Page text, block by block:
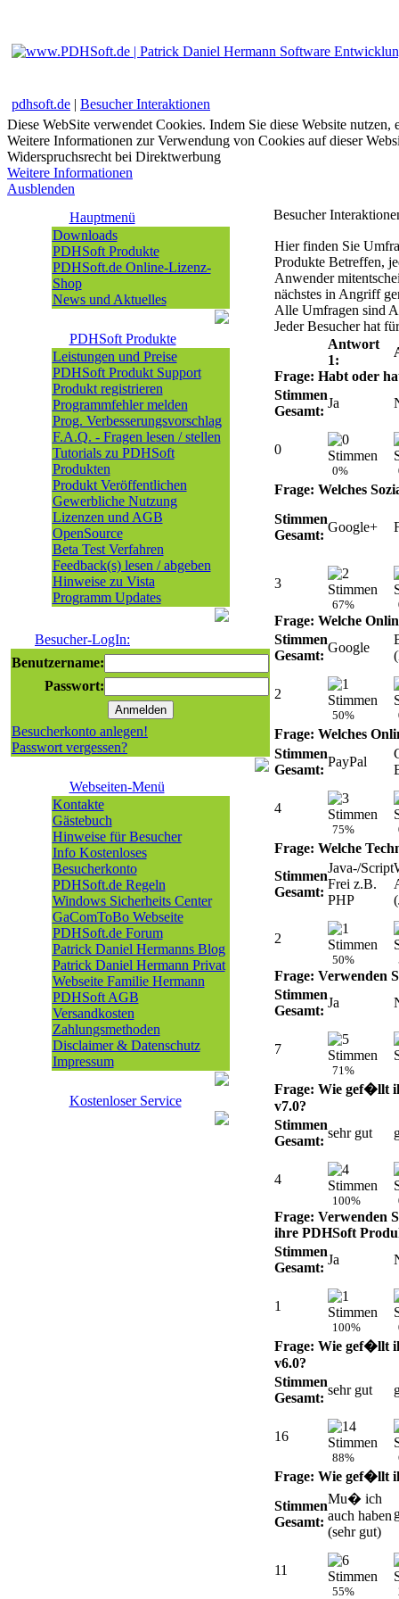
pdhsoft.de | Besucher Interaktionen
Diese WebSite verwendet Cookies. Indem Sie diese Website
Weitere Informationen zur Verwendung von Cookies auf dieser
Widerspruchsrecht bei Direktwerbung
Weitere Informationen
Ausblenden
Hauptmenü
Downloads
PDHSoft Produkte
PDHSoft.de Online-Lizenz-
Shop
News und Aktuelles
PDHSoft Produkte
Leistungen und Preise
PDHSoft Produkt Support
Produkt registrieren
Programmfehler melden
Prog. Verbesserungsvorschlag
F.A.Q. - Fragen lesen / stellen
Tutorials zu PDHSoft
Produkten
Produkt Veröffentlichen
Gewerbliche Nutzung
Lizenzen und AGB
OpenSource
Beta Test Verfahren
Feedback(s) lesen / abgeben
Hinweise zu Vista
Programm Updates
Besucher-LogIn:
Benutzername:
Passwort:
Besucherkonto anlegen!
Passwort vergessen?
Webseiten-Menü
Kontakte
Gästebuch
Hinweise für Besucher
Info Kostenloses
Besucherkonto
PDHSoft.de Regeln
Windows Sicherheits Center
GaComToBo Webseite
PDHSoft.de Forum
Patrick Daniel Hermanns Blog
Patrick Daniel Hermann Privat
Webseite Familie Hermann
PDHSoft AGB
Versandkosten
Zahlungsmethoden
Disclaimer & Datenschutz
Impressum
Kostenloser Service
Besucher
Hier finden Sie
Produkte Betreffen,
Anwender
nächstes in Angriff
Alle Umfragen sind
Jeder Besucher hat
Antwort
1:
Frage: Habt oder
Stimmen
Gesamt:
Ja
0
0%
Frage: Welches
Stimmen
Gesamt:
Google+
3
67%
Frage: Welche
Stimmen
Gesamt:
Google
2
50%
Frage: Welches
Stimmen
Gesamt:
PayPal
4
75%
Frage: Welche
Stimmen
Gesamt:
Java-/Script
Frei z.B.
PHP
2
50%
Frage: Verwenden
Stimmen
Gesamt:
Ja
7
71%
Frage: Wie gef�llt
v7.0?
Stimmen
Gesamt:
sehr gut
4
100%
Frage: Verwenden
ihre PDHSoft
Stimmen
Gesamt:
Ja
1
100%
Frage: Wie gef�llt
v6.0?
Stimmen
Gesamt:
sehr gut
16
88%
Frage: Wie gef�llt
Stimmen
Gesamt:
Mu� ich
auch haben
(sehr gut)
11
55%